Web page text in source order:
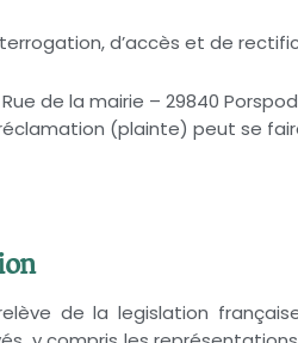
d’accès et de
de la mairie – 29840
(plainte) peut se
de la legislation